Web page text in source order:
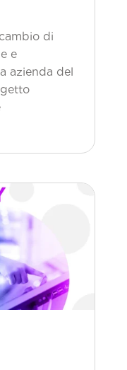
di
e
azienda del